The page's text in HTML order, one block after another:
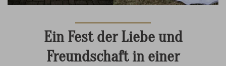
Ein Fest der Liebe und
Freundschaft in einer